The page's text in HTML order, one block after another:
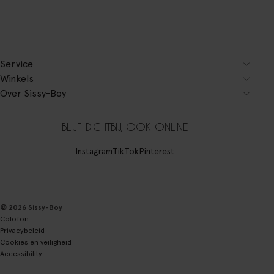
Service
Winkels
Over Sissy-Boy
BLIJF DICHTBIJ, OOK ONLINE
InstagramTikTokPinterest
© 2026 Sissy-Boy
Colofon
Privacybeleid
Cookies en veiligheid
Accessibility